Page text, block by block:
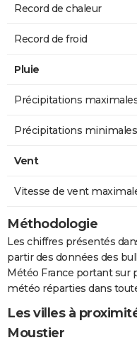
Record de chaleur
Record de froid
Pluie
Précipitations
Précipitations minimales
Vent
Vitesse de vent
Méthodologie
Les chiffres présentés
partir des données des
Météo France portant sur
météo réparties dans
Les villes à
Moustier